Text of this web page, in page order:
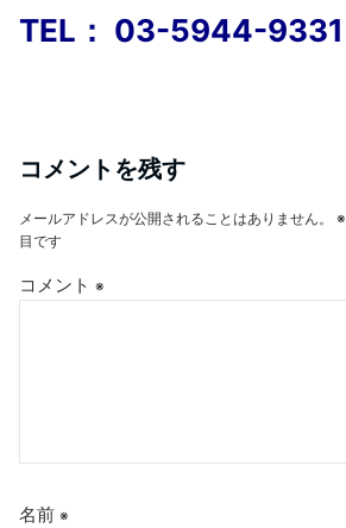
TEL： 03-5944-9331
コメントを残す
メールアドレスが公開されることはありません。 ※
目です
コメント ※
名前 ※